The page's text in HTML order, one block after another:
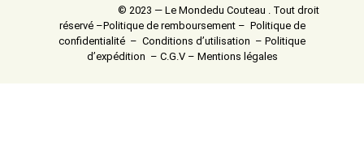
© 2023 — Le Mondedu Couteau . Tout droit
réservé –Politique de remboursement – Politique de
confidentialité – Conditions d’utilisation – Politique
d’expédition – C.G.V– Mentions légales